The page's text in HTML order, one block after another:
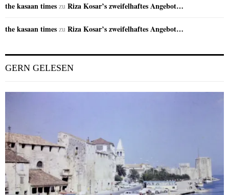
the kasaan times zu Riza Kosar’s zweifelhaftes Angebot…
the kasaan times zu Riza Kosar’s zweifelhaftes Angebot…
GERN GELESEN